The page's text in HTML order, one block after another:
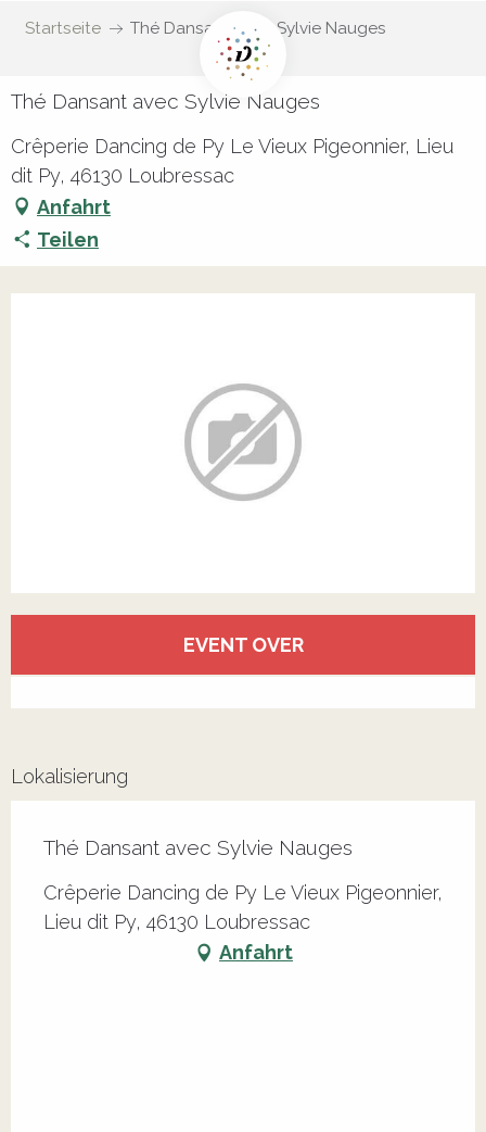
Startseite Thé Dansant avec Sylvie Nauges
Thé Dansant avec Sylvie Nauges
Crêperie Dancing de Py Le Vieux Pigeonnier, Lieu
dit Py, 46130 Loubressac
Anfahrt
Teilen
EVENT OVER
Lokalisierung
Thé Dansant avec Sylvie Nauges
Crêperie Dancing de Py Le Vieux Pigeonnier,
Lieu dit Py, 46130 Loubressac
Anfahrt